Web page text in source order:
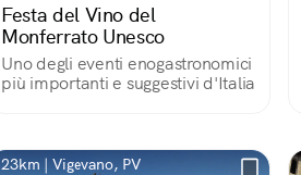
Festa del Vino del
Monferrato Unesco
Uno degli eventi enogastronomici
più importanti e suggestivi d'Italia
23km | Vigevano, PV